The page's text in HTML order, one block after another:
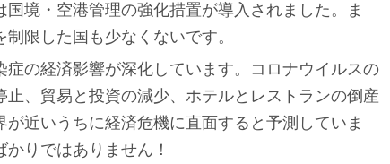
境・空港管理の強化措置が導入されました。ま
限した国も少なくないです。
の経済影響が深化しています。コロナウイルスの
、貿易と投資の減少、ホテルとレストランの倒産
近いうちに経済危機に直面すると予測していま
りではありません！